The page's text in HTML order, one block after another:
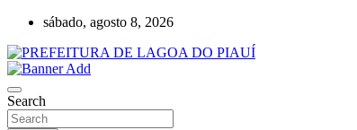
Skip
content
sábado, agosto 8, 2026
PREFEITURA DE LAGOA DO PIAUÍ
Search